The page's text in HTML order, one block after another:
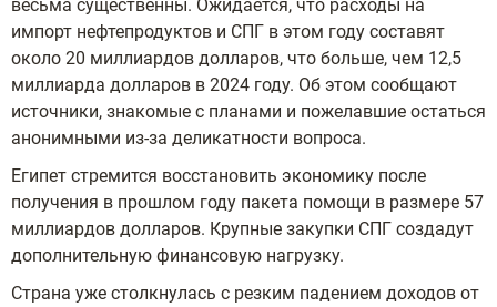
весьма существенны. Ожидается, что расходы на
импорт нефтепродуктов и СПГ в этом году составят
около 20 миллиардов долларов, что больше, чем 12,5
миллиарда долларов в 2024 году. Об этом сообщают
источники, знакомые с планами и пожелавшие остаться
анонимными из-за деликатности вопроса.
Египет стремится восстановить экономику после
получения в прошлом году пакета помощи в размере 57
миллиардов долларов. Крупные закупки СПГ создадут
дополнительную финансовую нагрузку.
Страна уже столкнулась с резким падением доходов от